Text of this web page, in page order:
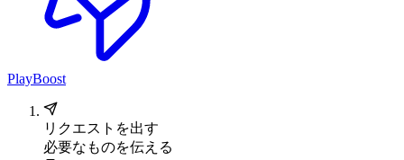
PlayBoost
リクエストを出す
必要なものを伝える